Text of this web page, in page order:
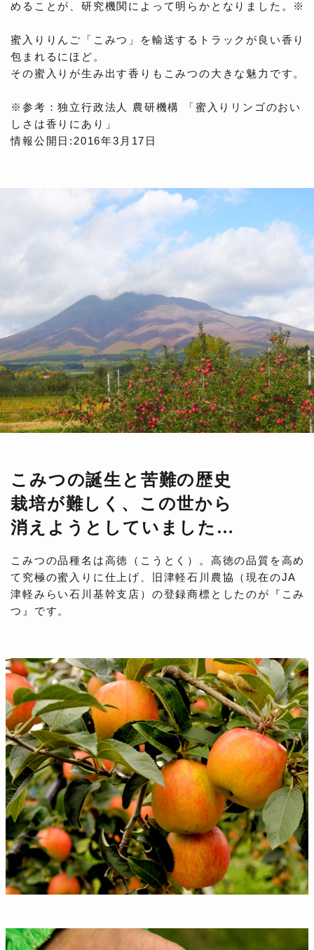
めることが、研究機関によって明らかとなりました。※
蜜入りりんご「こみつ」を輸送するトラックが良い香り
包まれるにほど。
その蜜入りが生み出す香りもこみつの大きな魅力です。
※参考：独立行政法人 農研機構 「蜜入りリンゴのおい
しさは香りにあり」
情報公開日:2016年3月17日
こみつの誕生と苦難の歴史
栽培が難しく、この世から
消えようとしていました…
こみつの品種名は高徳（こうとく）。高徳の品質を高め
て究極の蜜入りに仕上げ、旧津軽石川農協（現在のJA
津軽みらい石川基幹支店）の登録商標としたのが『こみ
つ』です。